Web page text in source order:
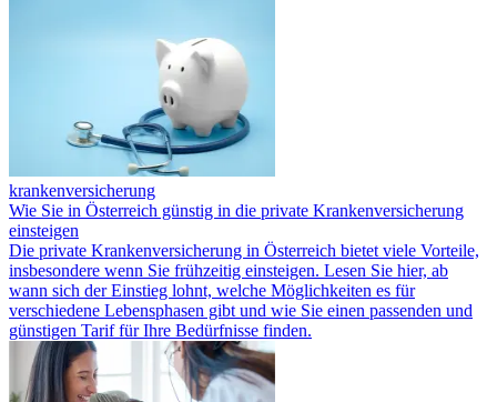
krankenversicherung
Wie Sie in Österreich günstig in die private Krankenversicherung
einsteigen
Die private Krankenversicherung in Österreich bietet viele Vorteile,
insbesondere wenn Sie frühzeitig einsteigen. Lesen Sie hier, ab
wann sich der Einstieg lohnt, welche Möglichkeiten es für
verschiedene Lebensphasen gibt und wie Sie einen passenden und
günstigen Tarif für Ihre Bedürfnisse finden.